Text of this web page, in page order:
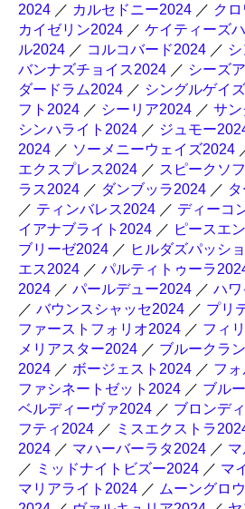
2024 ／ カルセドニー2024 ／ ク
カイゼリン2024 ／ ケイティーズ
ル2024 ／ コルコバード2024 ／
バンナズチョイス2024 ／ シーズ
ダードラム2024 ／ シングルゲイ
フト2024 ／ シーリア2024 ／ サ
シンハライト2024 ／ ジュモー
2024 ／ ソーメニーウェイズ2024
エクスプレス2024 ／ スピークソ
ラス2024 ／ ダンブッラ2024 ／
／ ティンバレス2024 ／ ディーコ
イアナブライト2024 ／ ピースエ
ブリーゼ2024 ／ ヒルダズパッシ
エス2024 ／ パルティトゥーラ
2024 ／ パールデュー2024 ／ ハ
／ バウンスシャッセ2024 ／ プリ
ファーストフォリオ2024 ／ フィ
メリアスター2024 ／ ブルークラ
2024 ／ ボージェスト2024 ／ フ
ファシネートゼット2024 ／ ブル
ベルディーヴァ2024 ／ ブロンデ
フティ2024 ／ ミスエクストラ
2024 ／ マハーバーラタ2024 ／
／ ミッドナイトビズー2024 ／ マ
マリアライト2024 ／ ムーングロ